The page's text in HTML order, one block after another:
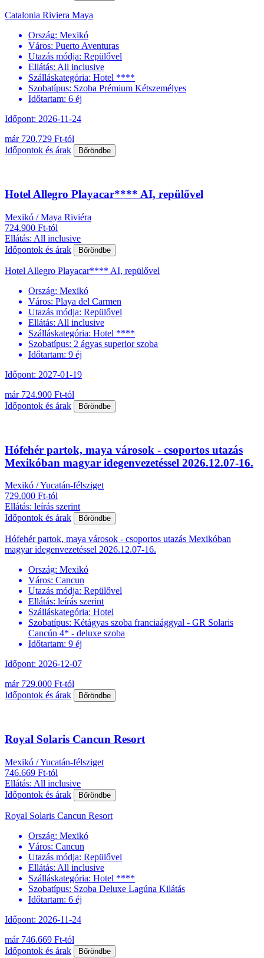
Catalonia Riviera Maya
Ország: Mexikó
Város: Puerto Aventuras
Utazás módja: Repülővel
Ellátás: All inclusive
Szálláskategória: Hotel ****
Szobatípus: Szoba Prémium Kétszemélyes
Időtartam: 6 éj
Időpont: 2026-11-24
már 720.729 Ft-tól
Időpontok és árak
Bőröndbe
Hotel Allegro Playacar**** AI, repülővel
Mexikó / Maya Riviéra
724.900 Ft-tól
Ellátás: All inclusive
Időpontok és árak
Bőröndbe
Hotel Allegro Playacar**** AI, repülővel
Ország: Mexikó
Város: Playa del Carmen
Utazás módja: Repülővel
Ellátás: All inclusive
Szálláskategória: Hotel ****
Szobatípus: 2 ágyas superior szoba
Időtartam: 9 éj
Időpont: 2027-01-19
már 724.900 Ft-tól
Időpontok és árak
Bőröndbe
Hófehér partok, maya városok - csoportos utazás
Mexikóban magyar idegenvezetéssel 2026.12.07-16.
Mexikó / Yucatán-félsziget
729.000 Ft-tól
Ellátás: leírás szerint
Időpontok és árak
Bőröndbe
Hófehér partok, maya városok - csoportos utazás Mexikóban
magyar idegenvezetéssel 2026.12.07-16.
Ország: Mexikó
Város: Cancun
Utazás módja: Repülővel
Ellátás: leírás szerint
Szálláskategória: Hotel
Szobatípus: Kétágyas szoba franciaággyal - GR Solaris
Cancún 4* - deluxe szoba
Időtartam: 9 éj
Időpont: 2026-12-07
már 729.000 Ft-tól
Időpontok és árak
Bőröndbe
Royal Solaris Cancun Resort
Mexikó / Yucatán-félsziget
746.669 Ft-tól
Ellátás: All inclusive
Időpontok és árak
Bőröndbe
Royal Solaris Cancun Resort
Ország: Mexikó
Város: Cancun
Utazás módja: Repülővel
Ellátás: All inclusive
Szálláskategória: Hotel ****
Szobatípus: Szoba Deluxe Lagúna Kilátás
Időtartam: 6 éj
Időpont: 2026-11-24
már 746.669 Ft-tól
Időpontok és árak
Bőröndbe